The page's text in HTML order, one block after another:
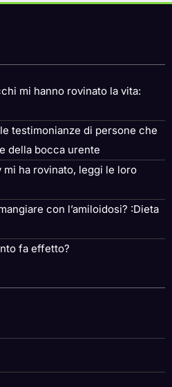
mi hanno rovinato la vita:
testimonianze di persone che
della bocca urente
mi ha rovinato, leggi le loro
con l’amiloidosi? :Dieta
fa effetto?